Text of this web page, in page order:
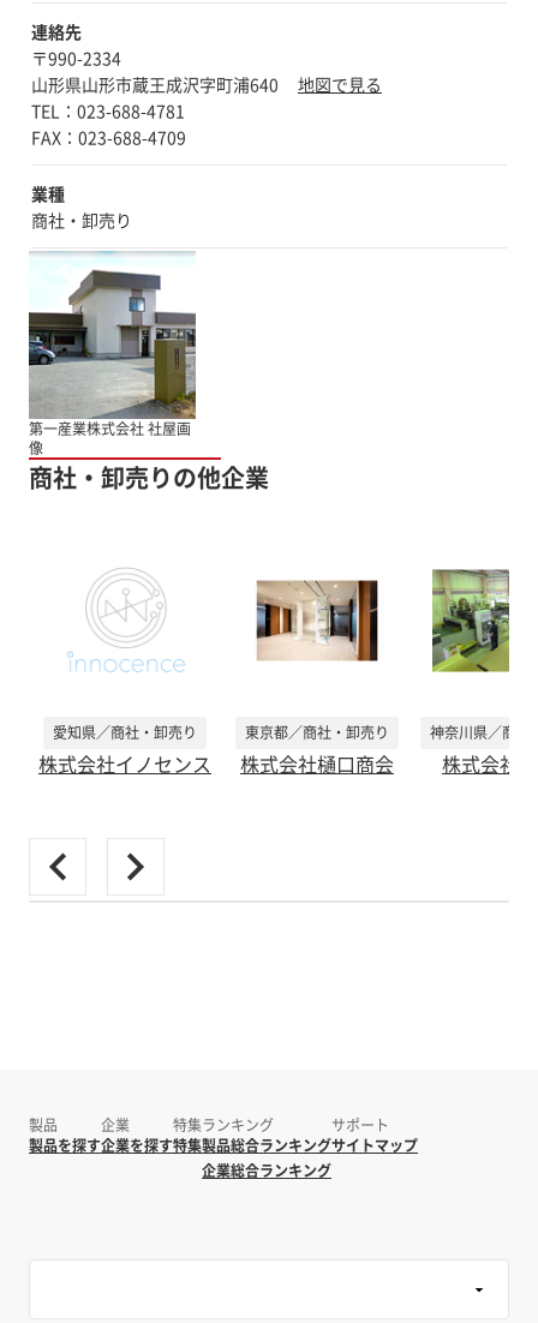
連絡先
〒990-2334
山形県山形市蔵王成沢字町浦640
地図で見る
TEL：023-688-4781
業種
商社・卸売り
第一産業株式会社 社屋画
像
商社・卸売りの他企業
愛知県／商社・卸売り
株式会社イノセンス
東京都／商社・卸売り
株式会社樋口商会
神奈川県／商社
株式会社
製品
製品を探す
企業
企業を探す
特集
特集
ランキング
製品総合ランキング
企業総合ランキング
サポート
サイトマップ